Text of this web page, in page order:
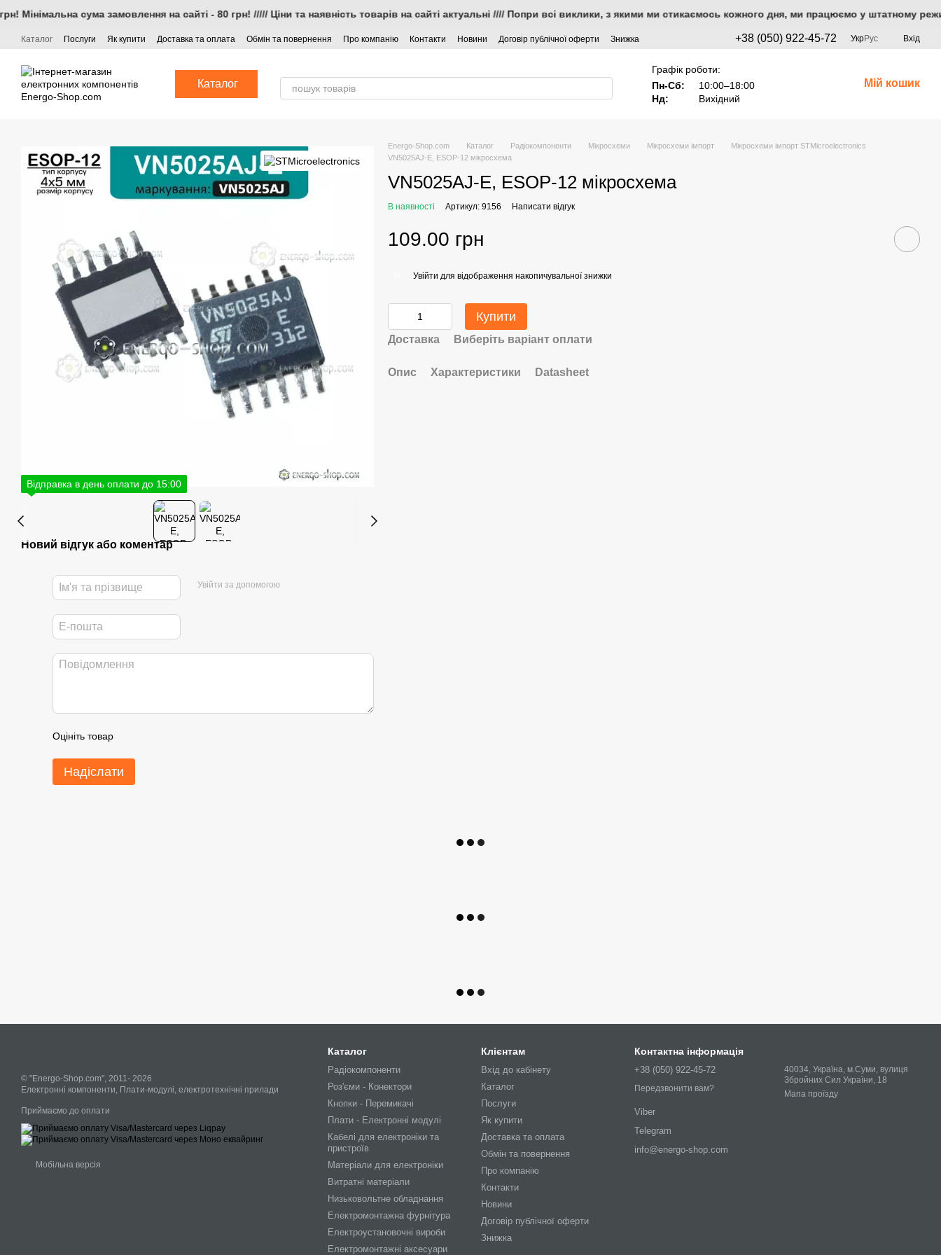
Перейти до основного контенту
Мінімальна сума замовлення на сайті - 80 грн! ///// Ціни та наявність товарів на сайті актуальні //// Попри всі виклики, з якими ми стикаємось кожного дня, ми працюємо у штатному
Каталог Послуги Як купити Доставка та оплата Обмін та повернення Про компанію Контакти Новини Договір публічної оферти Знижка +38 (050) 922-45-72 УкрРус Вхід
Каталог
Графік роботи:
Пн-Сб:
10:00–18:00
Нд:
Вихідний
Мій кошик
Відправка в день оплати до 15:00
Новий відгук або коментар
Увійти за допомогою
Оцініть товар
Надіслати
Energo-Shop.com Каталог Радіокомпоненти Мікросхеми Мікросхеми імпорт
Мікросхеми імпорт STMicroelectronics
VN5025AJ-E, ESOP-12 мікросхема
VN5025AJ-E, ESOP-12 мікросхема
В наявності Артикул: 9156 Написати відгук
109.00 грн
Увійти для відображення накопичувальної знижки
Купити
Доставка Виберіть варіант оплати
Опис Характеристики Datasheet
© "Energo-Shop.com", 2011- 2026
Електронні компоненти, Плати-модулі, електротехнічні прилади
Приймаємо до оплати
Мобільна версія
Каталог
Радіокомпоненти
Роз'єми - Конектори
Кнопки - Перемикачі
Плати - Електронні модулі
Кабелі для електроніки та
пристроїв
Матеріали для електроніки
Витратні матеріали
Низьковольтне обладнання
Електромонтажна фурнітура
Електроустановочні вироби
Електромонтажні аксесуари
Клієнтам
Вхід до кабінету
Каталог
Послуги
Як купити
Доставка та оплата
Обмін та повернення
Про компанію
Контакти
Новини
Договір публічної оферти
Знижка
Контактна інформація
+38 (050) 922-45-72
Передзвонити вам?
Viber
Telegram
info@energo-shop.com
40034, Україна, м.Суми, вулиця
Збройних Сил України, 18
Мапа проїзду